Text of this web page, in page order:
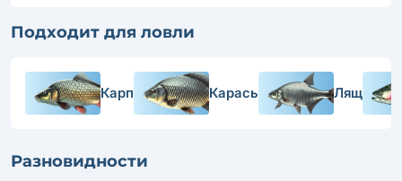
Подходит для ловли
Карп Карась Лящ
Разновидности